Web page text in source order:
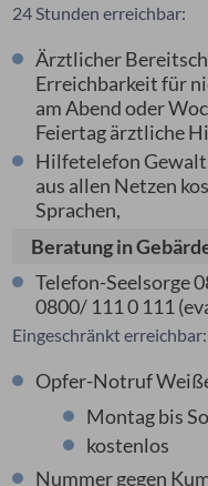
24 Stunden erreichbar:
Ärztlicher
Erreichbarkeit für
am Abend oder
Feiertag ärztliche
Hilfetelefon Gewalt
aus allen Netzen
Sprachen,
Beratung in
Telefon-Seelsorge
0800/ 111 0 111
Eingeschränkt erreichbar:
Opfer-Notruf
Montag bis
kostenlos
Nummer gegen